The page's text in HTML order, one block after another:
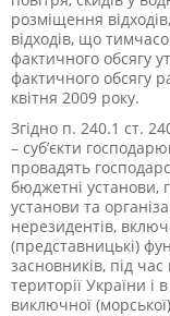
розміщення
відходів, що
фактичного обсягу
фактичного обсягу
квітня 2009 року.
Згідно п. 240.1 ст.
– суб’єкти
провадять
бюджетні установи,
установи та
нерезидентів,
(представницькі)
засновників, під
території України
виключної